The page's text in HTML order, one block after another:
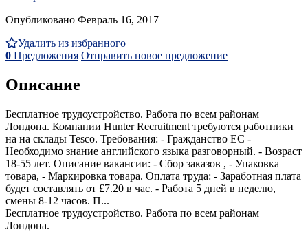
Опубликовано Февраль 16, 2017
Удалить из избранного
0 Предложения Отправить новое предложение
Описание
Бесплатное трудоустройство. Работа по всем районам
Лондона. Компании Hunter Recruitment требуются работники
на на склады Tesco. Требования: - Гражданство ЕС -
Необходимо знание английского языка разговорный. - Возраст
18-55 лет. Описание вакансии: - Сбор заказов , - Упаковка
товара, - Маркировка товара. Оплата труда: - Заработная плата
будет составлять от £7.20 в час. - Работа 5 дней в неделю,
смены 8-12 часов. П...
Бесплатное трудоустройство. Работа по всем районам
Лондона.